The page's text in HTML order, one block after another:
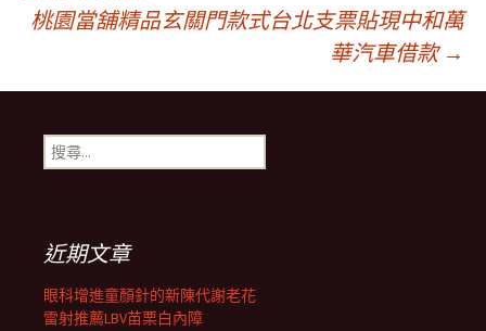
章
導
覽
列
桃園當舖精品玄關門款式台北支票貼現中和萬
華汽車借款 →
搜
尋
近期文章
眼科增進童顏針的新陳代謝老花
雷射推薦LBV苗栗白內障